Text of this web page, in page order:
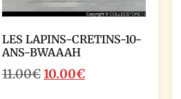
LES LAPINS-CRETINS-10-
ANS-BWAAAH
11.00€10.00€